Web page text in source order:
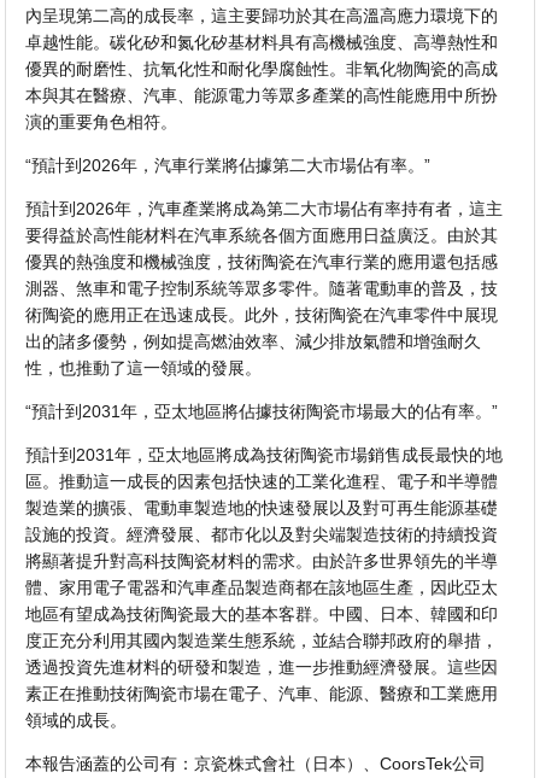
內呈現第二高的成長率，這主要歸功於其在高溫高應力環境下的
卓越性能。碳化矽和氮化矽基材料具有高機械強度、高導熱性和
優異的耐磨性、抗氧化性和耐化學腐蝕性。非氧化物陶瓷的高成
本與其在醫療、汽車、能源電力等眾多產業的高性能應用中所扮
演的重要角色相符。
“預計到2026年，汽車行業將佔據第二大市場佔有率。”
預計到2026年，汽車產業將成為第二大市場佔有率持有者，這主
要得益於高性能材料在汽車系統各個方面應用日益廣泛。由於其
優異的熱強度和機械強度，技術陶瓷在汽車行業的應用還包括感
測器、煞車和電子控制系統等眾多零件。隨著電動車的普及，技
術陶瓷的應用正在迅速成長。此外，技術陶瓷在汽車零件中展現
出的諸多優勢，例如提高燃油效率、減少排放氣體和增強耐久
性，也推動了這一領域的發展。
“預計到2031年，亞太地區將佔據技術陶瓷市場最大的佔有率。”
預計到2031年，亞太地區將成為技術陶瓷市場銷售成長最快的地
區。推動這一成長的因素包括快速的工業化進程、電子和半導體
製造業的擴張、電動車製造地的快速發展以及對可再生能源基礎
設施的投資。經濟發展、都市化以及對尖端製造技術的持續投資
將顯著提升對高科技陶瓷材料的需求。由於許多世界領先的半導
體、家用電子電器和汽車產品製造商都在該地區生產，因此亞太
地區有望成為技術陶瓷最大的基本客群。中國、日本、韓國和印
度正充分利用其國內製造業生態系統，並結合聯邦政府的舉措，
透過投資先進材料的研發和製造，進一步推動經濟發展。這些因
素正在推動技術陶瓷市場在電子、汽車、能源、醫療和工業應用
領域的成長。
本報告涵蓋的公司有：京瓷株式會社（日本）、CoorsTek公司